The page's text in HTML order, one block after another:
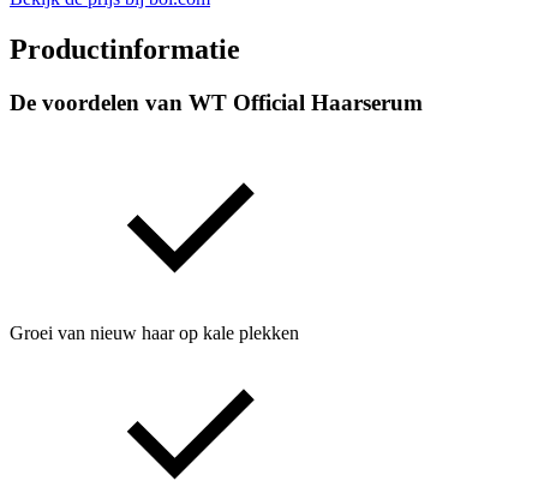
Productinformatie
De voordelen van WT Official Haarserum
Groei van nieuw haar op kale plekken